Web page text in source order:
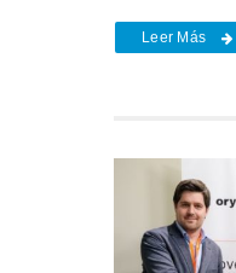
Leer Más